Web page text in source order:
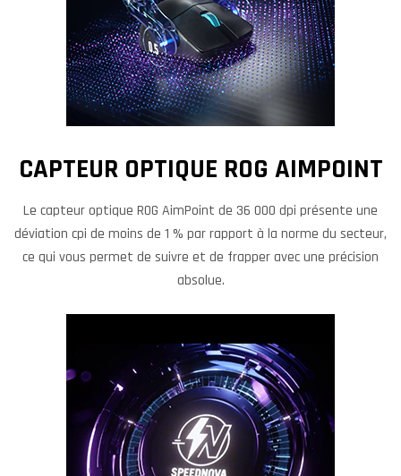
CAPTEUR OPTIQUE ROG AIMPOINT
Le capteur optique ROG AimPoint de 36 000 dpi présente une
déviation cpi de moins de 1 % par rapport à la norme du secteur,
ce qui vous permet de suivre et de frapper avec une précision
absolue.